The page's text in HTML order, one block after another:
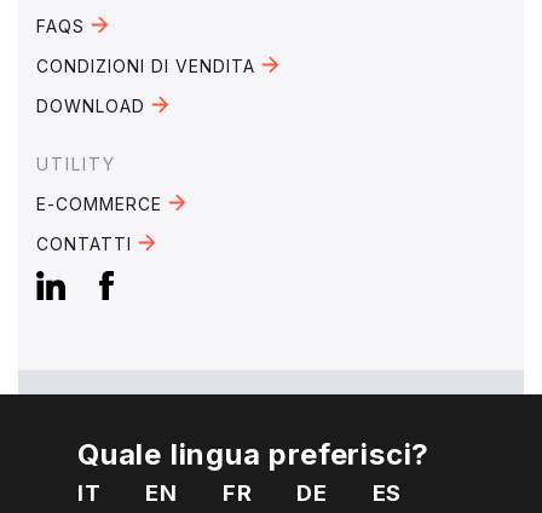
FAQS
CONDIZIONI DI VENDITA
DOWNLOAD
UTILITY
E-COMMERCE
CONTATTI
EMAIL:
mebra@mebra.it
TELEFONO: +39 0331 344005
Quale lingua preferisci?
IT EN FR DE ES